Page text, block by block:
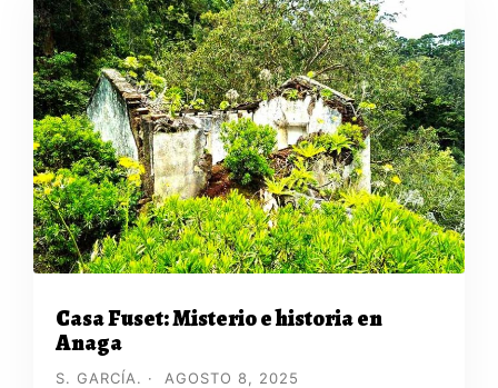
Casa Fuset: Misterio e historia en
Anaga
S. GARCÍA. AGOSTO 8, 2025